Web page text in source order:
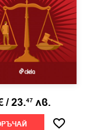
/23.47 лв.